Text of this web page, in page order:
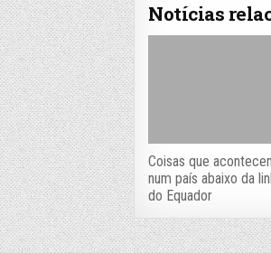
Notícias
Coisas que
num país abaixo da
do Equador